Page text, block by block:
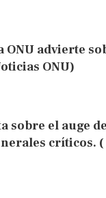
ONU advierte
ONU)
sobre el auge
críticos. (